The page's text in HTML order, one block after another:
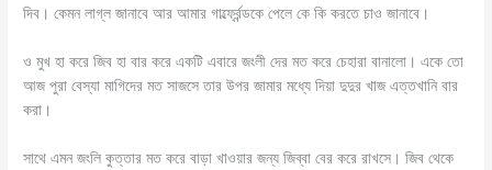
দিব। কেমন লাগ্ল জানাবে আর আমার গার্ল্ফ্রেন্ডকে পেলে কে কি করতে চাও জানাবে।
ও মুখ হা করে জিব হা বার করে একটি এবারে জংলী দের মত করে চেহারা বানালো। একে তো
আজ পুরা বেস্যা মাগিদের মত সাজসে তার উপর জামার মধ্যে দিয়া দুদুর খাজ এত্তখানি বার
করা।
সাথে এমন জংলি কুত্তার মত করে বাড়া খাওয়ার জন্য জিব্বা বের করে রাখসে। জিব থেকে